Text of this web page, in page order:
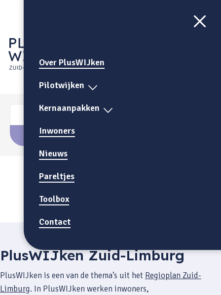
Over PlusWIJken
Pilotwijken
Kernaanpakken
Inwoners
Nieuws
Pareltjes
Toolbox
Contact
CONTRAST AAN
PlusWIJken Zuid-Limburg
PlusWIJken is een van de thema’s uit het Regioplan Zuid-
Limburg. In PlusWIJken werken inwoners,